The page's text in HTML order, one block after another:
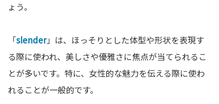
ょう。
「slender」は、ほっそりとした体型や形状を表現す
る際に使われ、美しさや優雅さに焦点が当てられるこ
とが多いです。特に、女性的な魅力を伝える際に使わ
れることが一般的です。